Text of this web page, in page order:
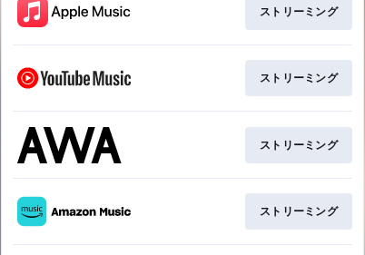
ストリーミング
ストリーミング
ストリーミング
ストリーミング